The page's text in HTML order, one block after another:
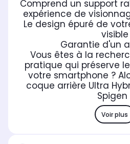
Comprend un support
expérience de
Le design épuré de
visible
Garantie d'un
Vous êtes à la
pratique qui préserve
votre smartphone ?
coque arrière Ultra
Spigen
Voir plus